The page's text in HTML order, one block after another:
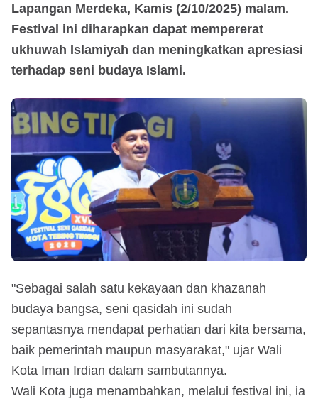
Lapangan Merdeka, Kamis (2/10/2025) malam.
Festival ini diharapkan dapat mempererat
ukhuwah Islamiyah dan meningkatkan apresiasi
terhadap seni budaya Islami.
"Sebagai salah satu kekayaan dan khazanah
budaya bangsa, seni qasidah ini sudah
sepantasnya mendapat perhatian dari kita bersama,
baik pemerintah maupun masyarakat," ujar Wali
Kota Iman Irdian dalam sambutannya.
Wali Kota juga menambahkan, melalui festival ini, ia